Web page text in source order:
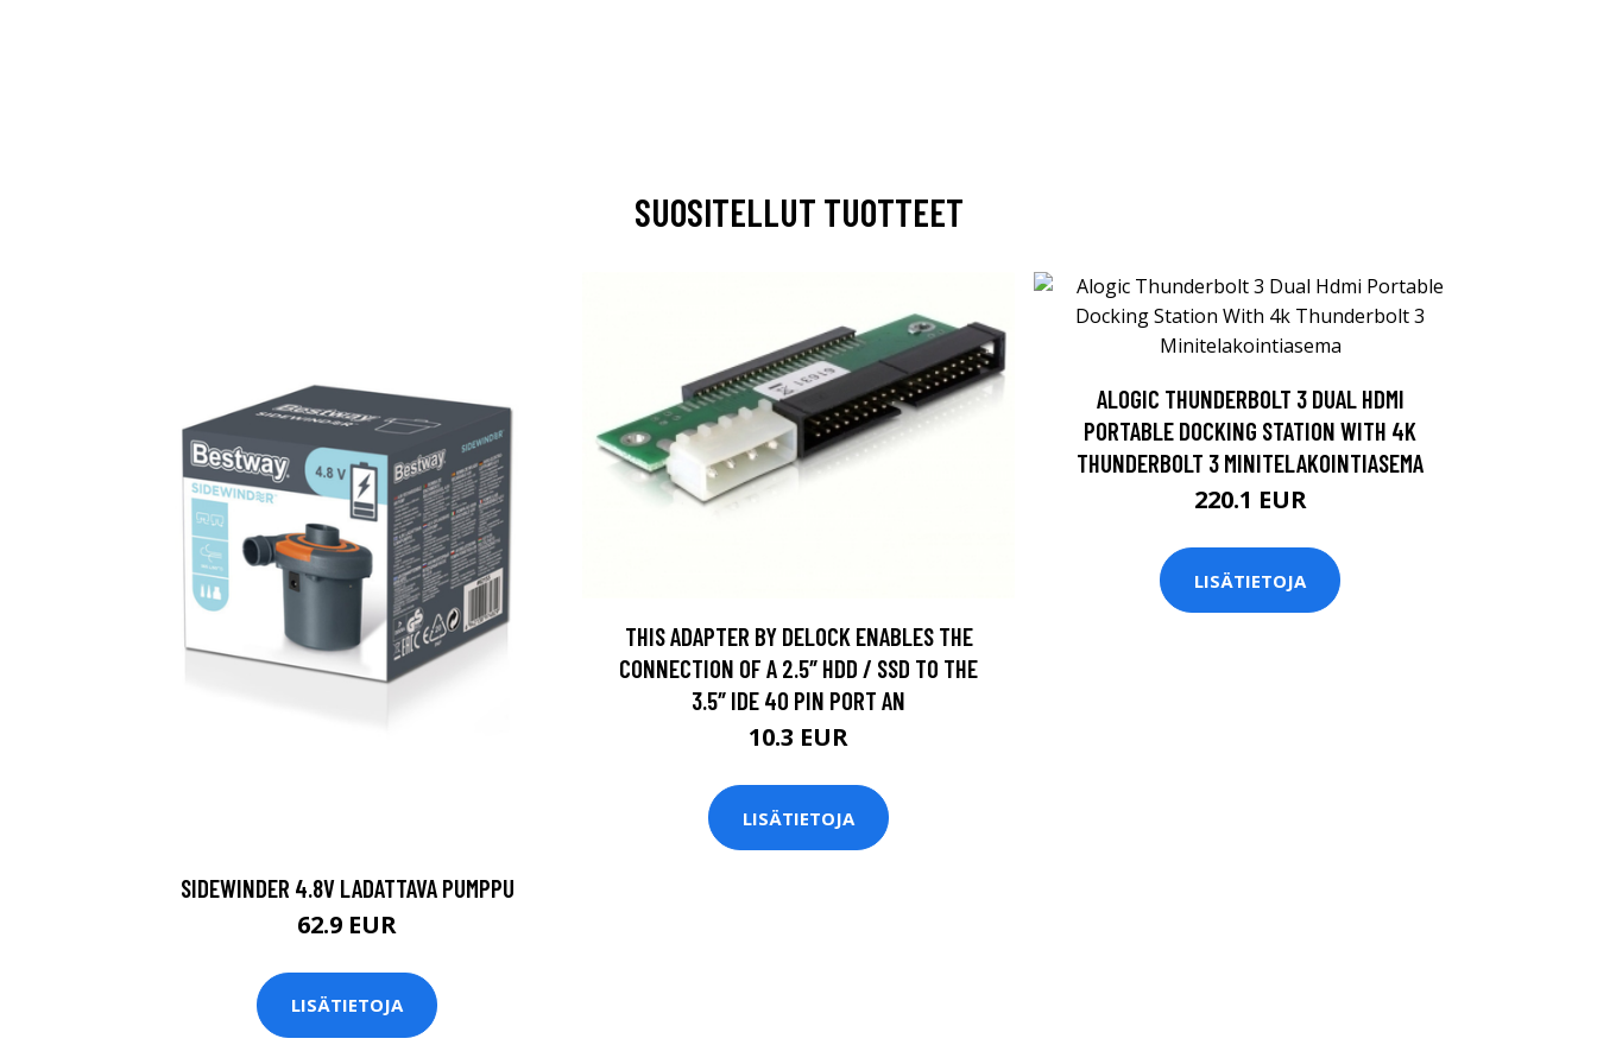
SUOSITELLUT TUOTTEET
SIDEWINDER 4.8V LADATTAVA PUMPPU
62.9 EUR
LISÄTIETOJA
THIS ADAPTER BY DELOCK ENABLES THE
CONNECTION OF A 2.5″ HDD / SSD TO THE
3.5″ IDE 40 PIN PORT AN
10.3 EUR
LISÄTIETOJA
ALOGIC THUNDERBOLT 3 DUAL HDMI
PORTABLE DOCKING STATION WITH 4K
THUNDERBOLT 3 MINITELAKOINTIASEMA
220.1 EUR
LISÄTIETOJA